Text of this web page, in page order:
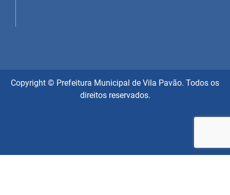
Copyright © Prefeitura Municipal de Vila Pavão. Todos os
direitos reservados.